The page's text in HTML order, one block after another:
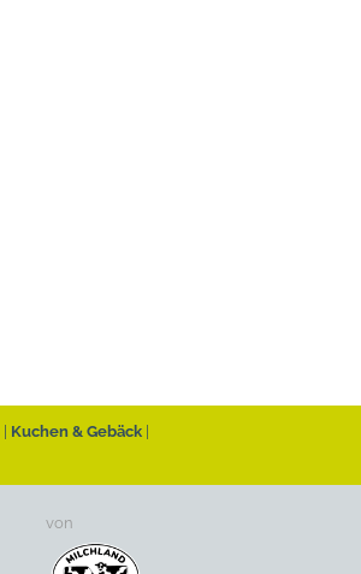
Kuchen & Gebäck
von